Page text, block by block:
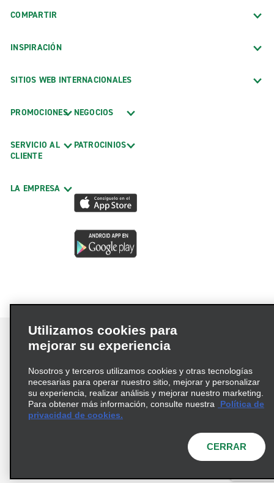
COMPARTIR
INSPIRACIÓN
SITIOS WEB INTERNACIONALES
PROMOCIONES
SERVICIO AL
CLIENTE
LA EMPRESA
NEGOCIOS
PATROCINIOS
Términos de uso
Política de privacidad
Política de cookies
Información de Salud del Consumidor
© 2026 Enterprise Holdings, Inc. Todos los derechos
Utilizamos cookies para
mejorar su experiencia
Nosotros y terceros utilizamos cookies y otras tecnologías
necesarias para operar nuestro sitio, mejorar y personalizar
su experiencia, realizar análisis y mejorar nuestro marketing.
Para obtener más información, consulte nuestra
Política de
privacidad de cookies.
CERRAR